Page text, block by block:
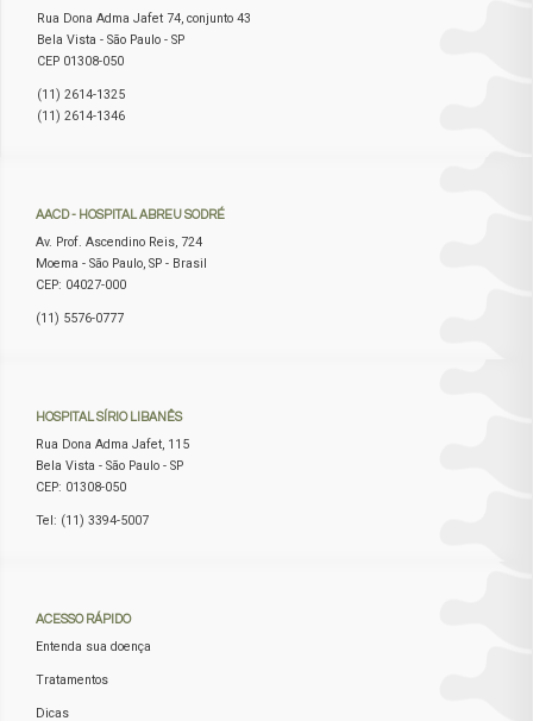
Rua Dona Adma Jafet 74, conjunto 43
Bela Vista - São Paulo - SP
CEP 01308-050
(11) 2614-1325
(11) 2614-1346
AACD- HOSPITAL ABREU SODRÉ
Av. Prof. Ascendino Reis, 724
Moema - São Paulo, SP - Brasil
CEP: 04027-000
(11) 5576-0777
HOSPITALSÍRIO LIBANÊS
Rua Dona Adma Jafet, 115
Bela Vista - São Paulo - SP
CEP: 01308-050
Tel: (11) 3394-5007
ACESSO RÁPIDO
Entenda sua doença
Tratamentos
Dicas